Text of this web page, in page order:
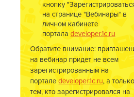
кнопку
на странице "Вебинары" в
личном кабинете
порталаdeveloper.1c.ru
Обратите внимание:
на вебинар придет не всем
зарегистрированным на
порталеdeveloper.1c.ru, а
тем, кто зарегистрировался на